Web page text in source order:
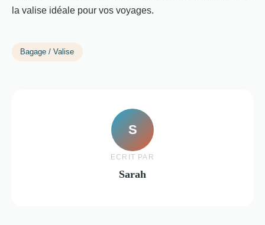
la valise idéale pour vos voyages.
Bagage / Valise
S
ECRIT PAR
Sarah